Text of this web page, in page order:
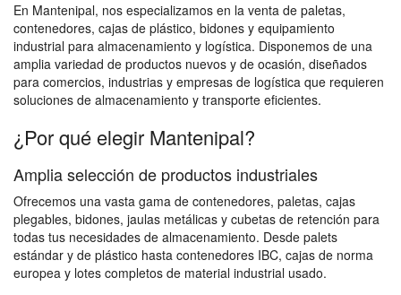
En Mantenipal, nos especializamos en la venta de paletas,
contenedores, cajas de plástico, bidones y equipamiento
industrial para almacenamiento y logística. Disponemos de una
amplia variedad de productos nuevos y de ocasión, diseñados
para comercios, industrias y empresas de logística que requieren
soluciones de almacenamiento y transporte eficientes.
¿Por qué elegir Mantenipal?
Amplia selección de productos industriales
Ofrecemos una vasta gama de contenedores, paletas, cajas
plegables, bidones, jaulas metálicas y cubetas de retención para
todas tus necesidades de almacenamiento. Desde palets
estándar y de plástico hasta contenedores IBC, cajas de norma
europea y lotes completos de material industrial usado.